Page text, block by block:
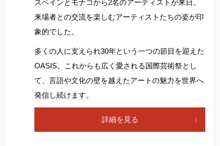
スペインとモナコから2名のアーティストが来日。
来場者との交流を楽しむアーティストたちの姿が印
象的でした。
多くの人に支えられ30年という一つの節目を迎えた
OASIS。これからも広く愛される国際芸術祭とし
て、言語や文化の壁を越えたアートの魅力を世界へ
発信し続けます。
詳細を見る